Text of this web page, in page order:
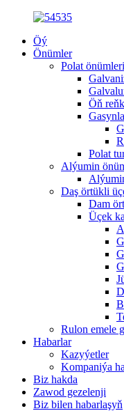
Öý
Önümler
Polat
Öň
Polat
Alýumin
Daş örtükli
Dam
Üçek
Rulon emele
Habarlar
Kazyýetler
Kompaniýa
Biz hakda
Zawod gezelenji
Biz bilen habarlaşyň